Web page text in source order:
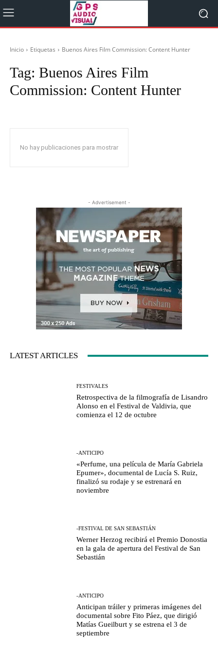
Inicio Etiquetas Buenos Aires Film Commission: Content Hunter
Tag: Buenos Aires Film
Commission: Content Hunter
No hay publicaciones para mostrar
- Advertisement -
LATEST ARTICLES
FESTIVALES
Retrospectiva de la filmografía de Lisandro
Alonso en el Festival de Valdivia, que
comienza el 12 de octubre
-ANTICIPO
«Perfume, una película de María Gabriela
Epumer», documental de Lucía S. Ruiz,
finalizó su rodaje y se estrenará en
noviembre
-FESTIVAL DE SAN SEBASTIÁN
Werner Herzog recibirá el Premio Donostia
en la gala de apertura del Festival de San
Sebastián
-ANTICIPO
Anticipan tráiler y primeras imágenes del
documental sobre Fito Páez, que dirigió
Matías Gueilburt y se estrena el 3 de
septiembre